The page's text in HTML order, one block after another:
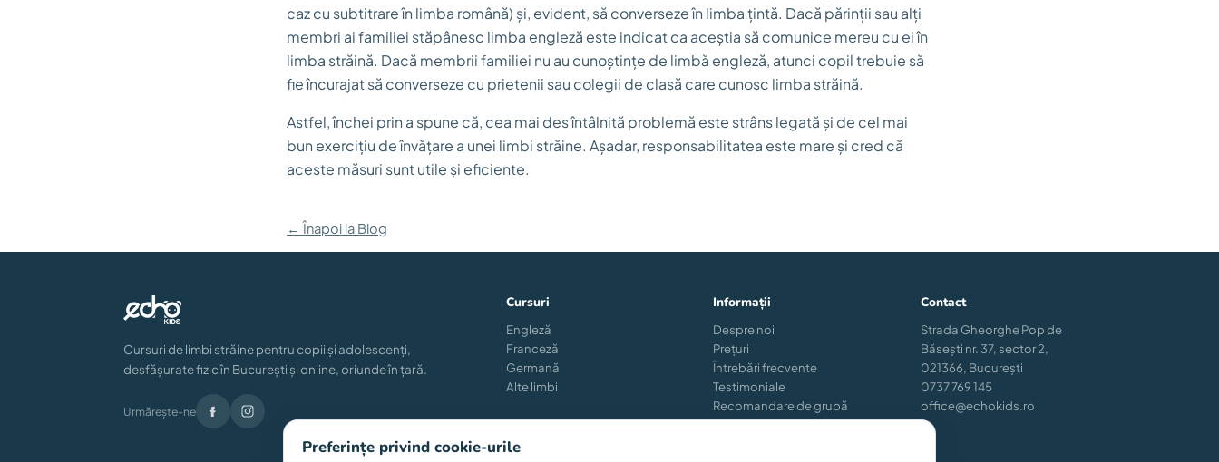
caz cu subtitrare în limba română) și, evident, să converseze în limba țintă. Dacă părinții sau alți
membri ai familiei stăpânesc limba engleză este indicat ca aceștia să comunice mereu cu ei în
limba străină. Dacă membrii familiei nu au cunoștințe de limbă engleză, atunci copil trebuie să
fie încurajat să converseze cu prietenii sau colegii de clasă care cunosc limba străină.
Astfel, închei prin a spune că, cea mai des întâlnită problemă este strâns legată și de cel mai
bun exercițiu de învățare a unei limbi străine. Așadar, responsabilitatea este mare și cred că
aceste măsuri sunt utile și eficiente.
← Înapoi la Blog
Cursuri de limbi străine pentru copii și adolescenți,
desfășurate fizic în București și online, oriunde în țară.
Urmărește-ne
Cursuri
Engleză
Franceză
Germană
Alte limbi
Informații
Despre noi
Prețuri
Întrebări frecvente
Testimoniale
Recomandare de grupă
Reînscriere
Contact
Strada Gheorghe Pop de
Băsești nr. 37, sector 2,
021366, București
0737 769 145
office@echokids.ro
Preferințe privind cookie-urile